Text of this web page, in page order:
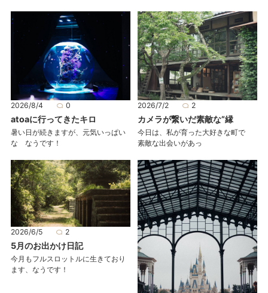
2026/8/4 0
atoaに行ってきたキロ
暑い日が続きますが、元気いっぱい
な なうです！
2026/7/2 2
カメラが繋いだ素敵な”縁
今日は、私が育った大好きな町で
素敵な出会いがあっ
2026/6/5 2
5月のお出かけ日記
今月もフルスロットルに生きており
ます、なうです！